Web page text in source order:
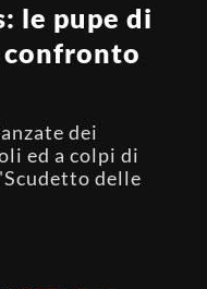
le pupe di
confronto
dei
ed a colpi di
delle